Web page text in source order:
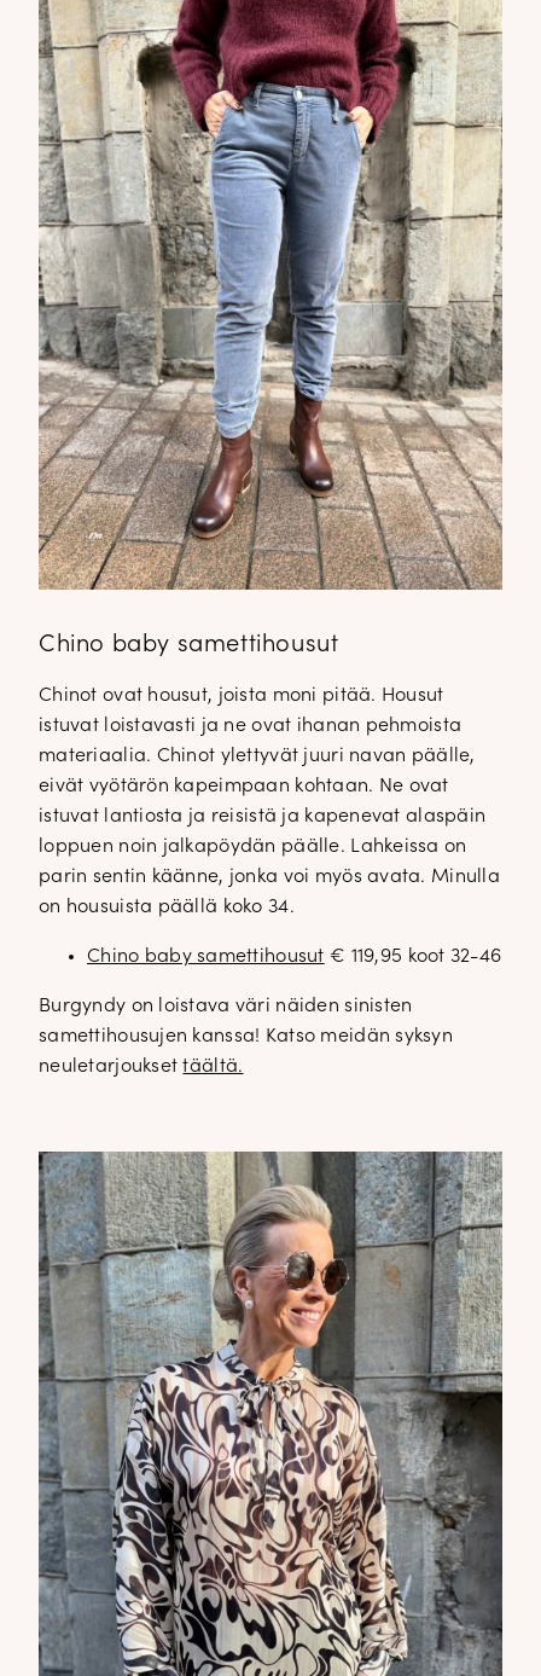
Chino baby samettihousut
Chinot ovat housut, joista moni pitää. Housut
istuvat loistavasti ja ne ovat ihanan pehmoista
materiaalia. Chinot ylettyvät juuri navan päälle,
eivät vyötärön kapeimpaan kohtaan. Ne ovat
istuvat lantiosta ja reisistä ja kapenevat alaspäin
loppuen noin jalkapöydän päälle. Lahkeissa on
parin sentin käänne, jonka voi myös avata. Minulla
on housuista päällä koko 34.
Chino baby samettihousut € 119,95 koot 32-46
Burgyndy on loistava väri näiden sinisten
samettihousujen kanssa! Katso meidän syksyn
neuletarjouksettäältä.